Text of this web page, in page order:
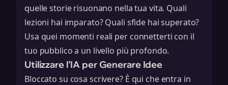
quelle storie risuonano nella tua vita. Quali
lezioni hai imparato? Quali sfide hai superato?
Usa quei momenti reali per connetterti con il
tuo pubblico a un livello più profondo.
Utilizzare l’IA per Generare Idee
Bloccato su cosa scrivere? È qui che entra in